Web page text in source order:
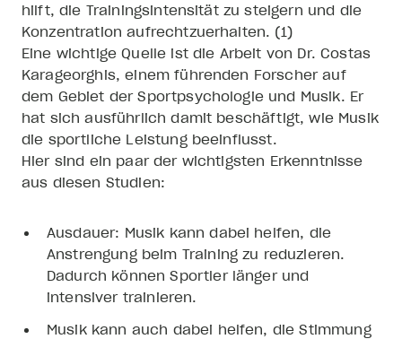
hilft, die Trainingsintensität zu steigern und die
Konzentration aufrechtzuerhalten. (1)
Eine wichtige Quelle ist die Arbeit von Dr. Costas
Karageorghis, einem führenden Forscher auf
dem Gebiet der Sportpsychologie und Musik. Er
hat sich ausführlich damit beschäftigt, wie Musik
die sportliche Leistung beeinflusst.
Hier sind ein paar der wichtigsten Erkenntnisse
aus diesen Studien:
Ausdauer: Musik kann dabei helfen, die
Anstrengung beim Training zu reduzieren.
Dadurch können Sportler länger und
intensiver trainieren.
Musik kann auch dabei helfen, die Stimmung